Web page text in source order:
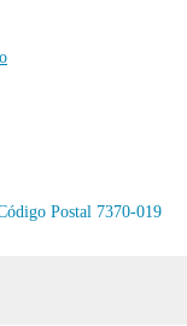
Postal 7370-019